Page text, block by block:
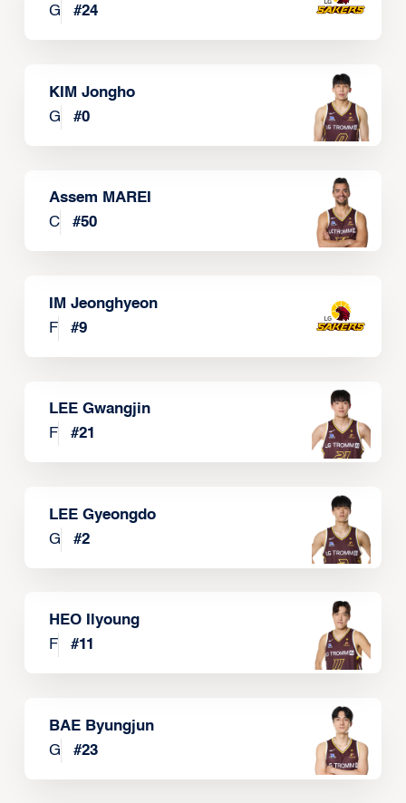
G
#24
KIM Jongho
G
#0
Assem MAREI
C
#50
IM Jeonghyeon
F
#9
LEE Gwangjin
F
#21
LEE Gyeongdo
G
#2
HEO Ilyoung
F
#11
BAE Byungjun
G
#23